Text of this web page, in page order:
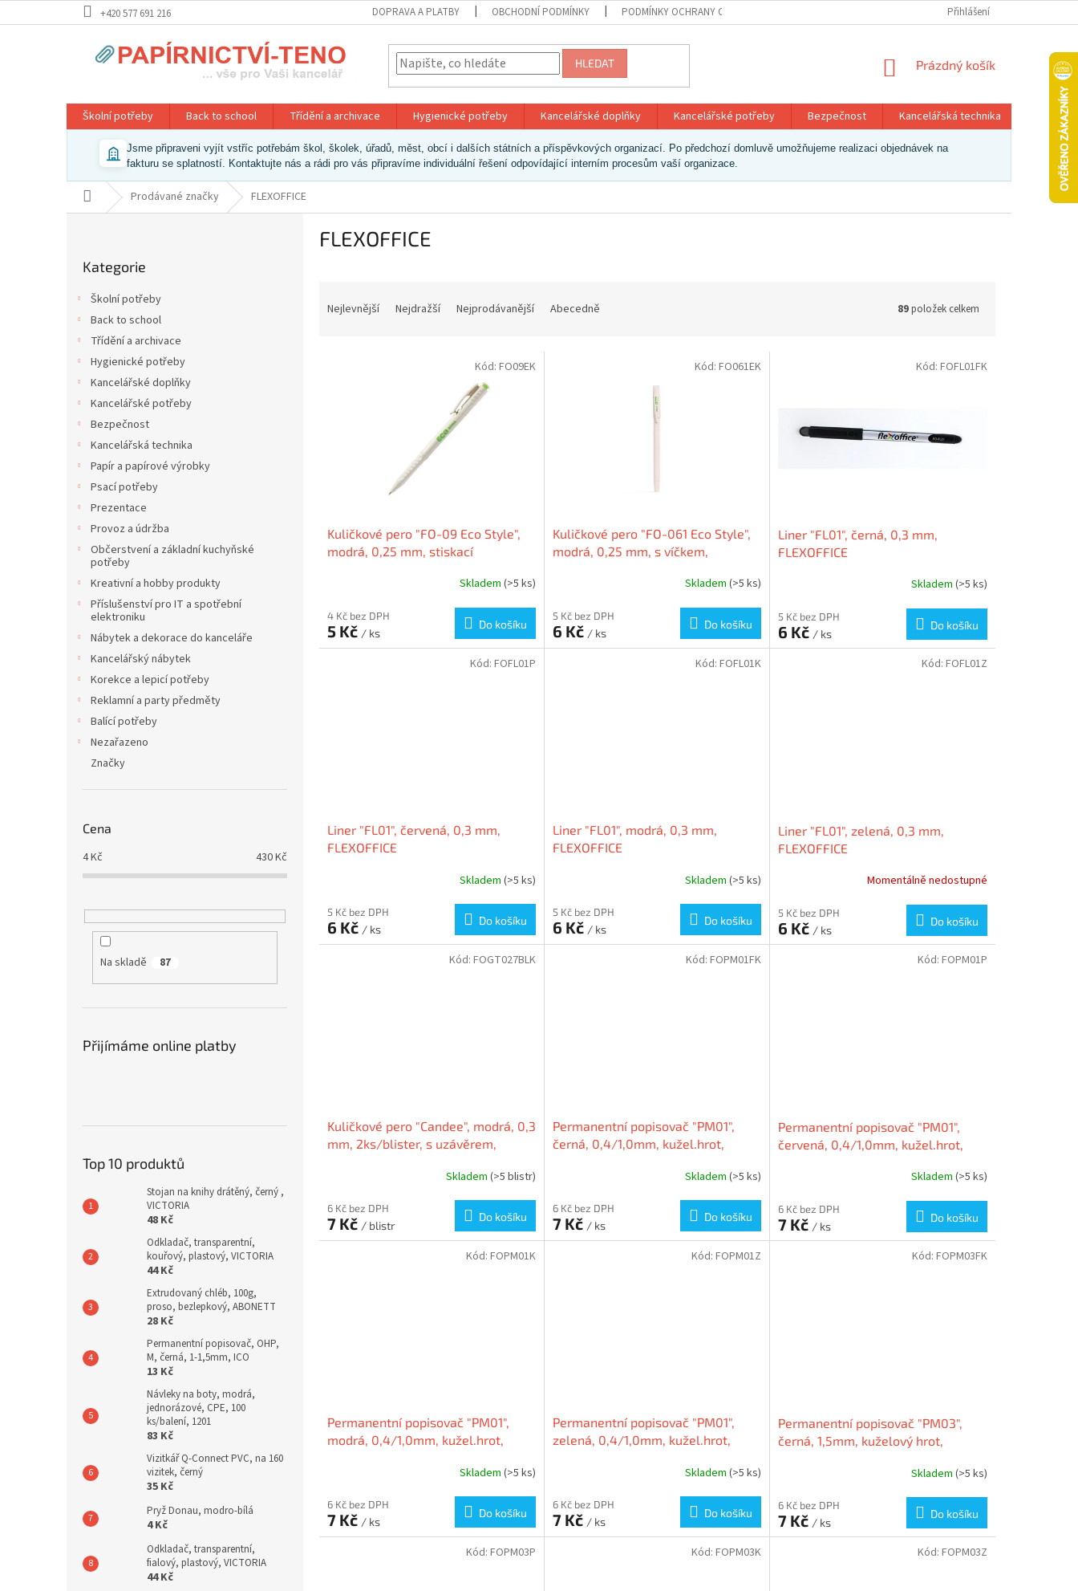
na
+420 577 691 216 DOPRAVA A PLATBY OBCHODNÍ PODMÍNKY PODMÍNKY OCHRANY OSOBNÍCH ÚDAJŮ Přihlášení
HLEDAT
NÁKUPNÍ
Prázdný košík
Školní potřeby Back to school Třídění a archivace Hygienické potřeby Kancelářské doplňky Kancelářské potřeby Bezpečnost Kancelářská technika Papír a
Jsme připraveni vyjít vstříc potřebám škol, školek, úřadů, měst, obcí i dalších státních a příspěvkových organizací. Po předchozí domluvě umožňujeme realizaci objednávek na
fakturu se splatností. Kontaktujte nás a rádi pro vás připravíme individuální řešení odpovídající interním procesům vaší organizace.
Domů Prodávané značky FLEXOFFICE
kategorie
Kategorie
Školní potřeby
Back to school
Třídění a archivace
Hygienické potřeby
Kancelářské doplňky
Kancelářské potřeby
Bezpečnost
Kancelářská technika
Papír a papírové výrobky
Psací potřeby
Prezentace
Provoz a údržba
Občerstvení a základní kuchyňské
potřeby
Kreativní a hobby produkty
Příslušenství pro IT a spotřební
elektroniku
Nábytek a dekorace do kanceláře
Kancelářský nábytek
Korekce a lepicí potřeby
Reklamní a party předměty
Balící potřeby
Nezařazeno
Značky
Cena
4Kč 430Kč
Na skladě 87
Přijímáme online platby
Top 10 produktů
Stojan na knihy drátěný, černý ,
VICTORIA
48 Kč
Odkladač, transparentní,
kouřový, plastový, VICTORIA
44 Kč
Extrudovaný chléb, 100g,
proso, bezlepkový, ABONETT
28 Kč
Permanentní popisovač, OHP,
M, černá, 1-1,5mm, ICO
13 Kč
Návleky na boty, modrá,
jednorázové, CPE, 100
ks/balení, 1201
83 Kč
Vizitkář Q-Connect PVC, na 160
vizitek, černý
35 Kč
Pryž Donau, modro-bílá
4 Kč
Odkladač, transparentní,
fialový, plastový, VICTORIA
44 Kč
FLEXOFFICE
Nejlevnější Nejdražší Nejprodávanější Abecedně 89položek celkem
Kuličkové pero "FO-09 Eco Style",
modrá, 0,25 mm, stiskací
Skladem (>5 ks)
4 Kč bez DPH
5 Kč / ks
Do košíku
Kód: FO09EK
Kuličkové pero "FO-061 Eco Style",
modrá, 0,25 mm, s víčkem,
Skladem (>5 ks)
5 Kč bez DPH
6 Kč / ks
Do košíku
Kód: FO061EK
Liner "FL01", černá, 0,3 mm,
FLEXOFFICE
Skladem (>5 ks)
5 Kč bez DPH
6 Kč / ks
Do košíku
Kód: FOFL01FK
Liner "FL01", červená, 0,3 mm,
FLEXOFFICE
Skladem (>5 ks)
5 Kč bez DPH
6 Kč / ks
Do košíku
Kód: FOFL01P
Liner "FL01", modrá, 0,3 mm,
FLEXOFFICE
Skladem (>5 ks)
5 Kč bez DPH
6 Kč / ks
Do košíku
Kód: FOFL01K
Liner "FL01", zelená, 0,3 mm,
FLEXOFFICE
Momentálně nedostupné
5 Kč bez DPH
6 Kč / ks
Do košíku
Kód: FOFL01Z
Kuličkové pero "Candee", modrá, 0,3
mm, 2ks/blister, s uzávěrem,
Skladem (>5 blistr)
6 Kč bez DPH
7 Kč / blistr
Do košíku
Kód: FOGT027BLK
Permanentní popisovač "PM01",
černá, 0,4/1,0mm, kužel.hrot,
Skladem (>5 ks)
6 Kč bez DPH
7 Kč / ks
Do košíku
Kód: FOPM01FK
Permanentní popisovač "PM01",
červená, 0,4/1,0mm, kužel.hrot,
Skladem (>5 ks)
6 Kč bez DPH
7 Kč / ks
Do košíku
Kód: FOPM01P
Permanentní popisovač "PM01",
modrá, 0,4/1,0mm, kužel.hrot,
Skladem (>5 ks)
6 Kč bez DPH
7 Kč / ks
Do košíku
Kód: FOPM01K
Permanentní popisovač "PM01",
zelená, 0,4/1,0mm, kužel.hrot,
Skladem (>5 ks)
6 Kč bez DPH
7 Kč / ks
Do košíku
Kód: FOPM01Z
Permanentní popisovač "PM03",
černá, 1,5mm, kuželový hrot,
Skladem (>5 ks)
6 Kč bez DPH
7 Kč / ks
Do košíku
Kód: FOPM03FK
Kód: FOPM03P Kód: FOPM03K Kód: FOPM03Z